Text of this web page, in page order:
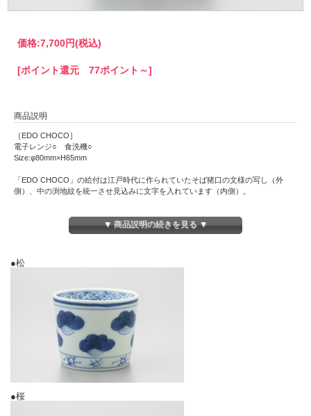
価格:7,700円(税込)
[ポイント還元 77ポイント～]
商品説明
［EDO CHOCO］
電子レンジ○ 食洗機○
Size:φ80mm×H65mm
「EDO CHOCO」の絵付は江戸時代に作られていたそば猪口の文様の写し（外
側）、中の渕地紋を統一させ見込みに文字を入れています（内側）。
たり納豆鉢にしたり、お茶、コーヒー、お酒とそば猪口は使い回しが豊富です。
スタッキングもできるので収納もバッチリ。
※商品は手描きのため絵柄や濃淡など個体差がありますので、ご了承ください。
※在庫切れの場合は、予約注文承りますのでお気軽にお問い合わせください。
▼ 商品説明の続きを見る ▼
●松
●桜